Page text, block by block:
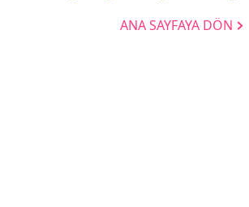
ANA SAYFAYA DÖN